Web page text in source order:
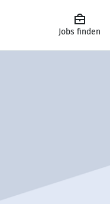
Jobs finden